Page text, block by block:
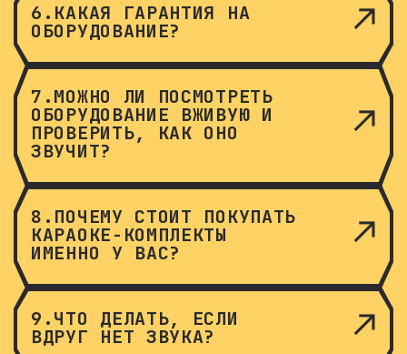
6.КАКАЯ ГАРАНТИЯ НА
ОБОРУДОВАНИЕ?
7.МОЖНО ЛИ ПОСМОТРЕТЬ
ОБОРУДОВАНИЕ ВЖИВУЮ И
ПРОВЕРИТЬ, КАК ОНО
ЗВУЧИТ?
8.ПОЧЕМУ СТОИТ ПОКУПАТЬ
КАРАОКЕ-КОМПЛЕКТЫ
ИМЕННО У ВАС?
9.ЧТО ДЕЛАТЬ, ЕСЛИ
ВДРУГ НЕТ ЗВУКА?